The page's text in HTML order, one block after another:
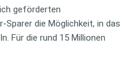
geförderten
die Möglichkeit, in das
Für die rund 15 Millionen